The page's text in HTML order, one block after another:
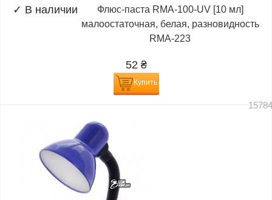
✓ В наличии
Флюс-паста RMA-100-UV [10 мл]
малоостаточная, белая, разновидность
RMA-223
52 ₴
Купить